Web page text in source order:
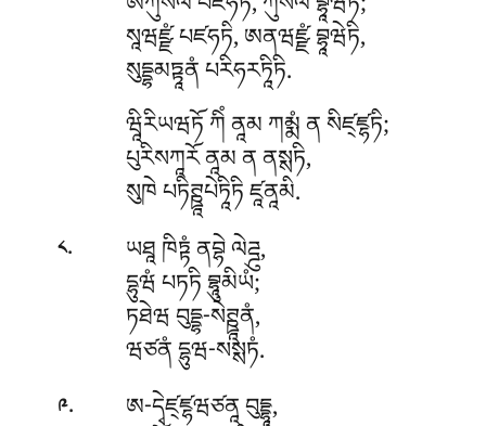
སཱཝཛྫཾ པཛཧཏི, ཨནཝཛྫཾ བྷཱཝེཏི,
སུདྡྷམཏྟཱནཾ པརིཧརཏཱིཏི.
ཝཱིརིཡཝཏོཀིཾ ནཱམ ཀམྨཾ ན སིཛ྄ཛྷཏི;
པུརིསཀཱརོནཱམ ན ནསྶཏི,
སུཁེ པཏིཊྛཱཔེཏཱིཏི ཛཱནཱམི.
༨. ཡཐཱཁིཏྟཾ ནབྷེ ལེཌྜུ,
དྷུཝཾ པཏཏི བྷཱུམིཡཾ;
ཏཐེཝ བུདྡྷ-སེཊྛཱནཾ,
ཝཙནཾ དྷུཝ-སསྶཏཾ.
༩. ཨ-དྭེཛ྄ཛྷཝཙནཱབུདྡྷཱ,